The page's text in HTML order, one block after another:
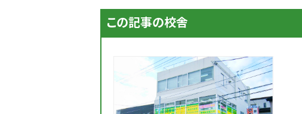
この記事の校舎